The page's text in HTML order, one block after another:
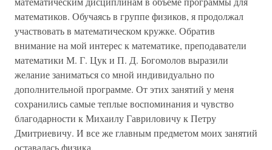
математиков. Обучаясь в группе физиков, я продолжал
участвовать в математическом кружке. Обратив
внимание на мой интерес к математике, преподаватели
математики М. Г. Цук и П. Д. Богомолов выразили
желание заниматься со мной индивидуально по
дополнительной программе. От этих занятий у меня
сохранились самые теплые воспоминания и чувство
благодарности к Михаилу Гавриловичу к Петру
Дмитриевичу. И все же главным предметом моих занятий
оставалась физика.